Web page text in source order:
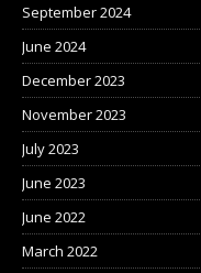
September 2024
June 2024
December 2023
November 2023
July 2023
June 2023
June 2022
March 2022